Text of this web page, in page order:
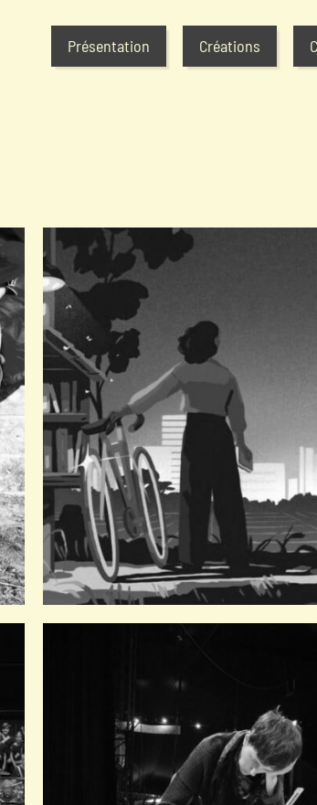
Présentation Créations
Les Nuits de la
Évènements autour de la lecture